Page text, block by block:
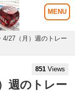
4/27（月）週のトレー
851 Views
週のトレー